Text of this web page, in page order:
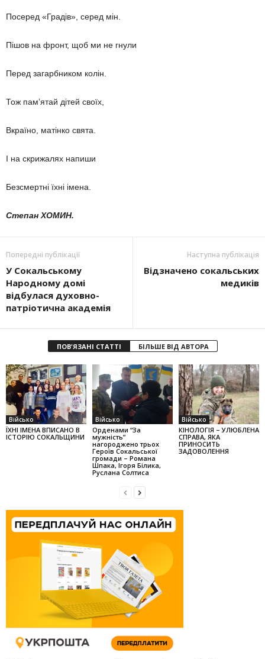
Посеред «Градів», серед мін.
Пішов на фронт, щоб ми не гнули
Перед загарбником колін.
Тож пам’ятай дітей своїх,
Вкраїно, матінко свята.
І на скрижалях напиши
Безсмертні їхні імена.
Степан ХОМИН.
Попередні публікації
У Сокальському
Народному до­мі
відбулася духовно-
патріотична академія
Наступна публікація
Відзначено сокальських
медиків
ПОВ'ЯЗАНІ СТАТТІ БІЛЬШЕ ВІД АВТОРА
Військо
ЇХНІ ІМЕНА ВПИСАНО В
ІСТОРІЮ СОКАЛЬЩИНИ
Військо
Орденами “За
мужність”
нагороджено трьох
Героїв Сока­ль­ської
громади – Романа
Шпака, Ігоря Бі­лика,
Руслана Сол­тиса
Військо
КІНОЛОГІЯ – УЛЮБЛЕНА
СПРАВА, ЯКА
ПРИНОСИТЬ
ЗАДОВОЛЕННЯ